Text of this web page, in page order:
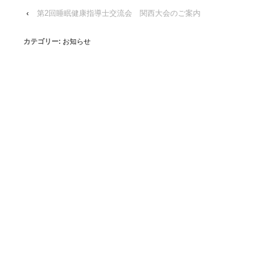
‹ 第2回睡眠健康指導士交流会 関西大会のご案内
カテゴリー: お知らせ